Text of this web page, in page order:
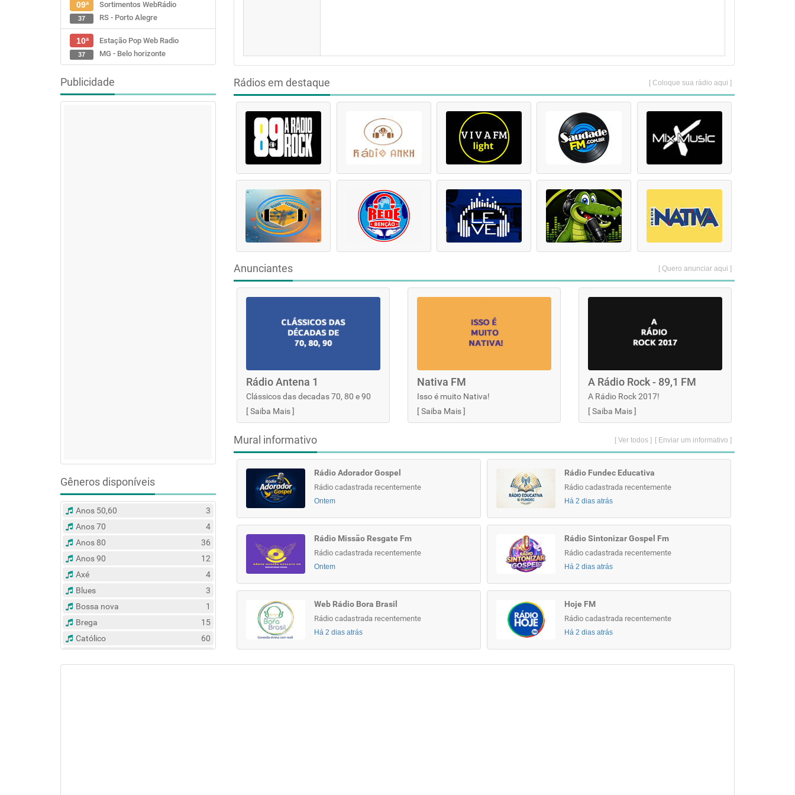
09ª
Sortimentos WebRádio
RS - Porto Alegre
37
10ª
Estação Pop Web Radio
MG - Belo horizonte
37
Publicidade
Gêneros disponíveis
Anos 50,60
3
Anos 70
4
Anos 80
36
Anos 90
12
Axé
4
Blues
3
Bossa nova
1
Brega
15
Católico
60
Rádios em destaque [ Coloque sua rádio aqui ]
Anunciantes [ Quero anunciar aqui ]
Rádio Antena 1
Clássicos das decadas 70, 80 e 90
[Saiba Mais]
Nativa FM
Isso é muito Nativa!
[Saiba Mais]
A Rádio Rock - 89,1 FM
A Rádio Rock 2017!
[Saiba Mais]
Mural informativo [ Enviar um informativo ]
[ Ver todos ]
Rádio Adorador Gospel
Rádio cadastrada recentemente
Ontem
Rádio Fundec Educativa
Rádio cadastrada recentemente
Há 2 dias atrás
Rádio Missão Resgate Fm
Rádio cadastrada recentemente
Ontem
Rádio Sintonizar Gospel Fm
Rádio cadastrada recentemente
Há 2 dias atrás
Web Rádio Bora Brasil
Rádio cadastrada recentemente
Há 2 dias atrás
Hoje FM
Rádio cadastrada recentemente
Há 2 dias atrás